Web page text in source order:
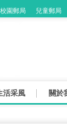
校園郵局 兒童郵局
活采風 關於